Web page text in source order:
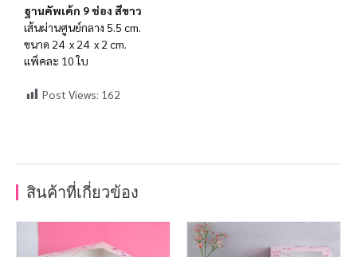
ฐานคัพเค้ก 9 ช่อง สีขาว
เส้นผ่านศูนย์กลาง 5.5 cm.
ขนาด 24 x 24 x 2 cm.
แพ็คละ 10 ใบ
Post Views: 162
สินค้าที่เกี่ยวข้อง